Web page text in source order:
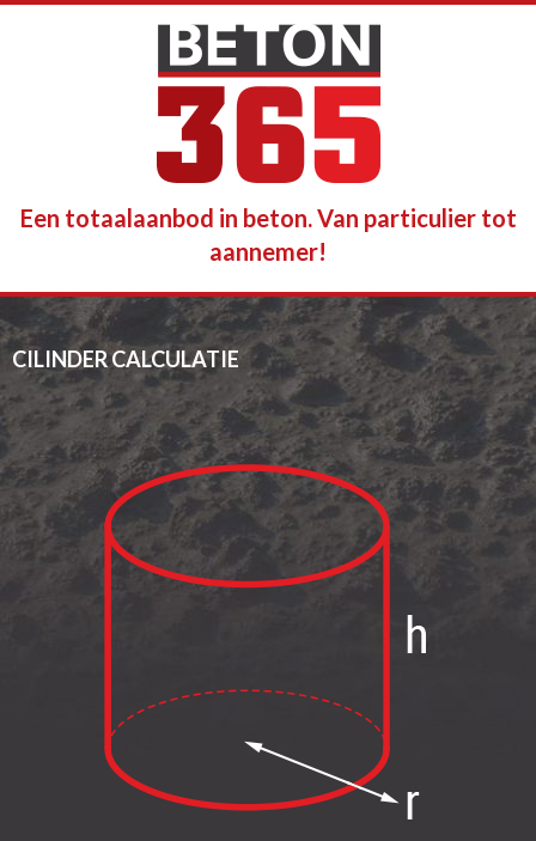
Een totaalaanbod in beton. Van particulier tot
aannemer!
CILINDER CALCULATIE